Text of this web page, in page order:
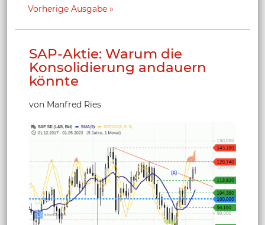
Vorherige Ausgabe
SAP-Aktie: Warum die
Konsolidierung andauern
könnte
von Manfred Ries